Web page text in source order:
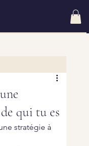
qui tu es
stratégie à